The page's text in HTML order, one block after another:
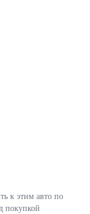
к этим авто по
покупкой